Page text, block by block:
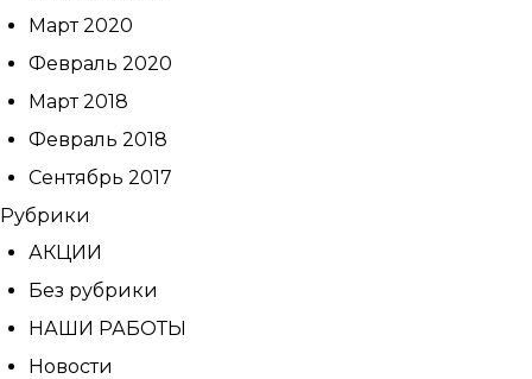
Март 2020
Февраль 2020
Март 2018
Февраль 2018
Сентябрь 2017
Рубрики
АКЦИИ
Без рубрики
НАШИ РАБОТЫ
Новости